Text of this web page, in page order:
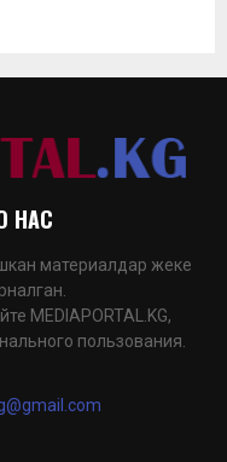
НАС
материалдар жеке
MEDIAPORTAL.KG,
пользования.